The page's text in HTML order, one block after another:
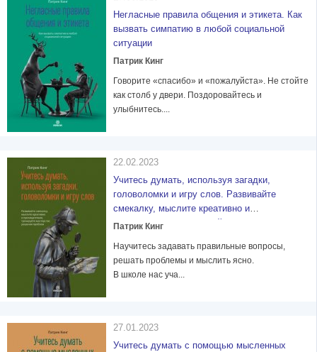
Негласные правила общения и этикета. Как
вызвать симпатию в любой социальной
ситуации
Патрик Кинг
Говорите «спасибо» и «пожалуйста». Не стойте
как столб у двери. Поздоровайтесь и
улыбнитесь....
22.02.2023
Учитесь думать, используя загадки,
головоломки и игру слов. Развивайте
смекалку, мыслите креативно и
проницательно, тренируйте мастерство
Патрик Кинг
Научитесь задавать правильные вопросы,
решать проблемы и мыслить ясно.
В школе нас уча...
27.01.2023
Учитесь думать с помощью мысленных